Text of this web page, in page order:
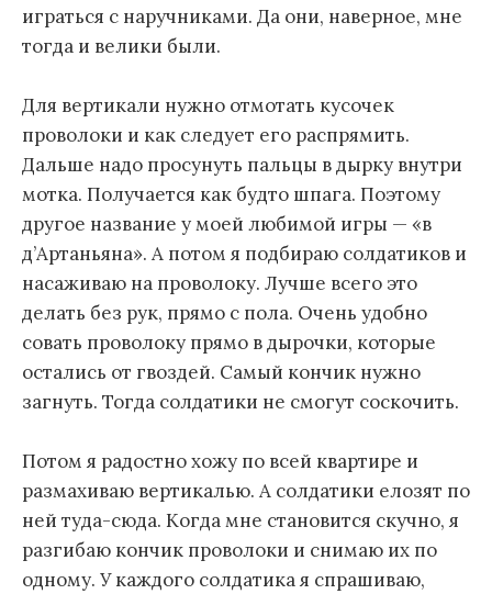
играться с наручниками. Да они, наверное, мне
тогда и велики были.
Для вертикали нужно отмотать кусочек
проволоки и как следует его распрямить.
Дальше надо просунуть пальцы в дырку внутри
мотка. Получается как будто шпага. Поэтому
другое название у моей любимой игры — «в
д’Артаньяна». А потом я подбираю солдатиков и
насаживаю на проволоку. Лучше всего это
делать без рук, прямо с пола. Очень удобно
совать проволоку прямо в дырочки, которые
остались от гвоздей. Самый кончик нужно
загнуть. Тогда солдатики не смогут соскочить.
Потом я радостно хожу по всей квартире и
размахиваю вертикалью. А солдатики елозят по
ней туда-сюда. Когда мне становится скучно, я
разгибаю кончик проволоки и снимаю их по
одному. У каждого солдатика я спрашиваю,